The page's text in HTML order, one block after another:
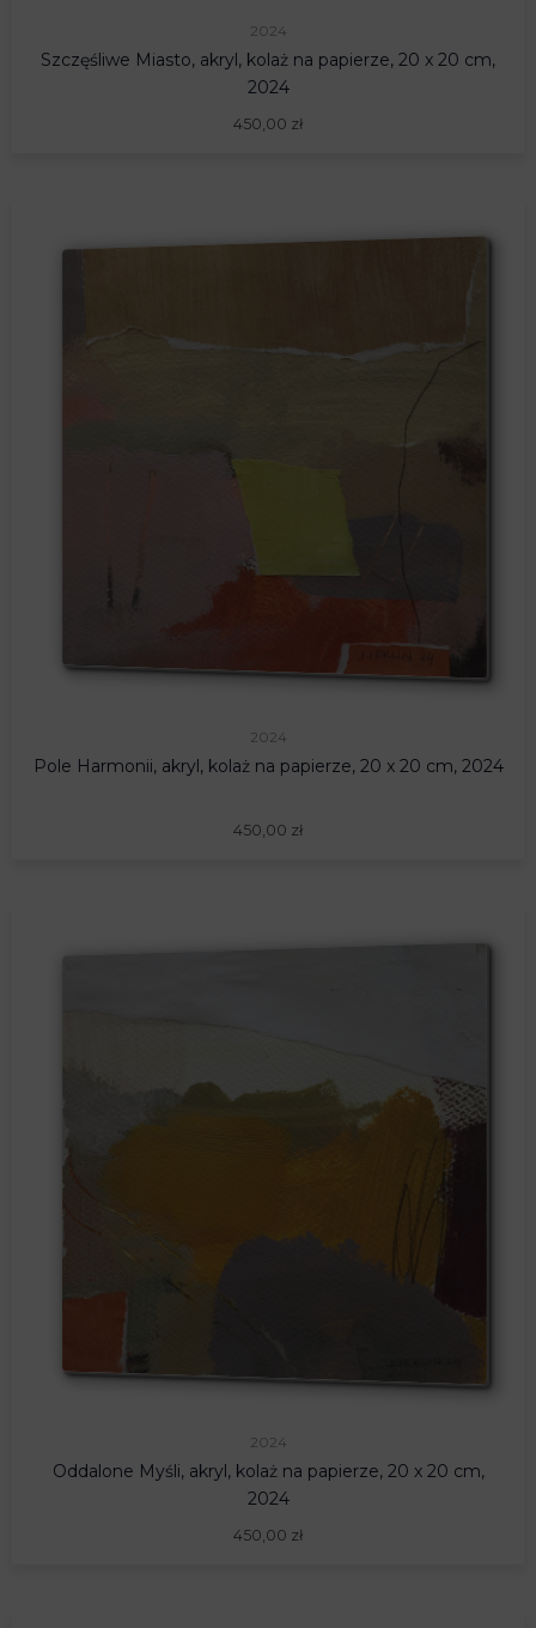
2024
Szczęśliwe Miasto, akryl, kolaż na papierze, 20 x 20 cm,
2024
450,00 zł
2024
Pole Harmonii, akryl, kolaż na papierze, 20 x 20 cm, 2024
450,00 zł
2024
Oddalone Myśli, akryl, kolaż na papierze, 20 x 20 cm,
2024
450,00 zł